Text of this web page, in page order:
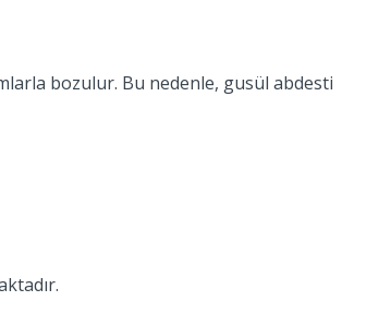
bozulur. Bu nedenle, gusül abdesti